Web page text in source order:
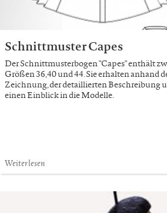
Schnittmuster Capes
Der Schnittmusterbogen "Capes" enthält
Größen 36,40 und 44. Sie erhalten anhand
Zeichnung, der detaillierten Beschreibung
einen Einblick in die Modelle.
Weiterlesen